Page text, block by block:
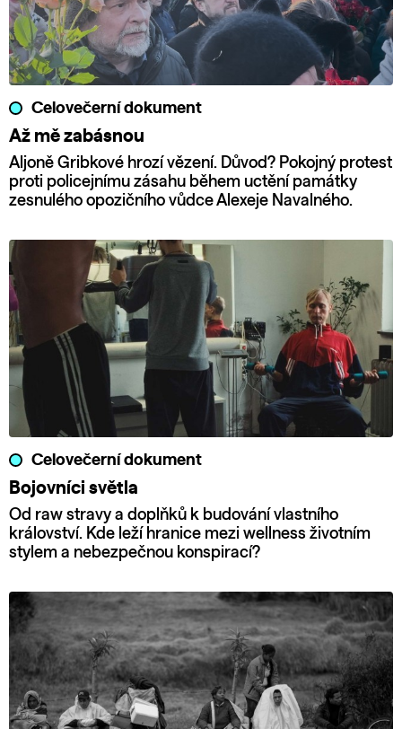
Celovečerní dokument
Až mě zabásnou
Aljoně Gribkové hrozí vězení. Důvod? Pokojný protest
proti policejnímu zásahu během uctění památky
zesnulého opozičního vůdce Alexeje Navalného.
Celovečerní dokument
Bojovníci světla
Od raw stravy a doplňků k budování vlastního
království. Kde leží hranice mezi wellness životním
stylem a nebezpečnou konspirací?